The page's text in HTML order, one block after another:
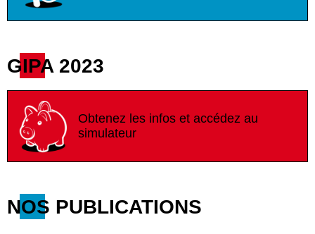
GIPA 2023
Obtenez les infos et accédez au
simulateur
NOS PUBLICATIONS